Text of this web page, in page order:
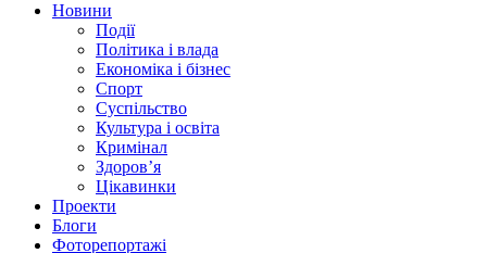
Новини
Події
Політика і влада
Економіка і бізнес
Спорт
Суспільство
Культура і освіта
Кримінал
Здоров’я
Цікавинки
Проекти
Блоги
Фоторепортажі